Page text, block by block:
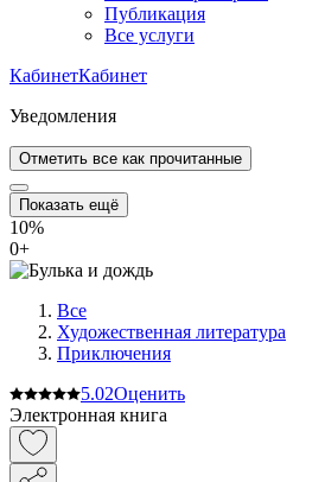
Публикация
Все услуги
КабинетКабинет
Уведомления
Отметить все как прочитанные
Показать ещё
10%
0+
Все
Художественная литература
Приключения
5.02Оценить
Электронная книга